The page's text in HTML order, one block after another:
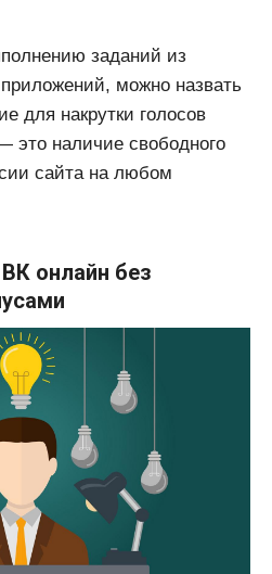
заданий из
можно назвать
для накрутки голосов
это наличие свободного
сайта на любом
онлайн без